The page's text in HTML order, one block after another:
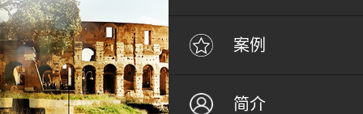
案例
简介